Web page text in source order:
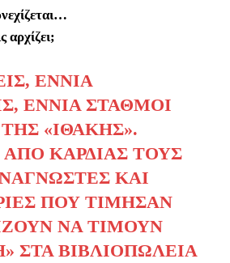
ΕΝΝΙΆ
ΕΝΝΙΆ ΣΤΑΘΜΟΊ
«ΙΘΑΚΗΣ».
ΚΑΡΔΙΆΣ ΤΟΥΣ
ΚΑΙ
ΠΟΥ ΤΊΜΗΣΑΝ
ΝΑ ΤΙΜΟΎΝ
ΣΤΑ ΒΙΒΛΙΟΠΩΛΕΊΑ